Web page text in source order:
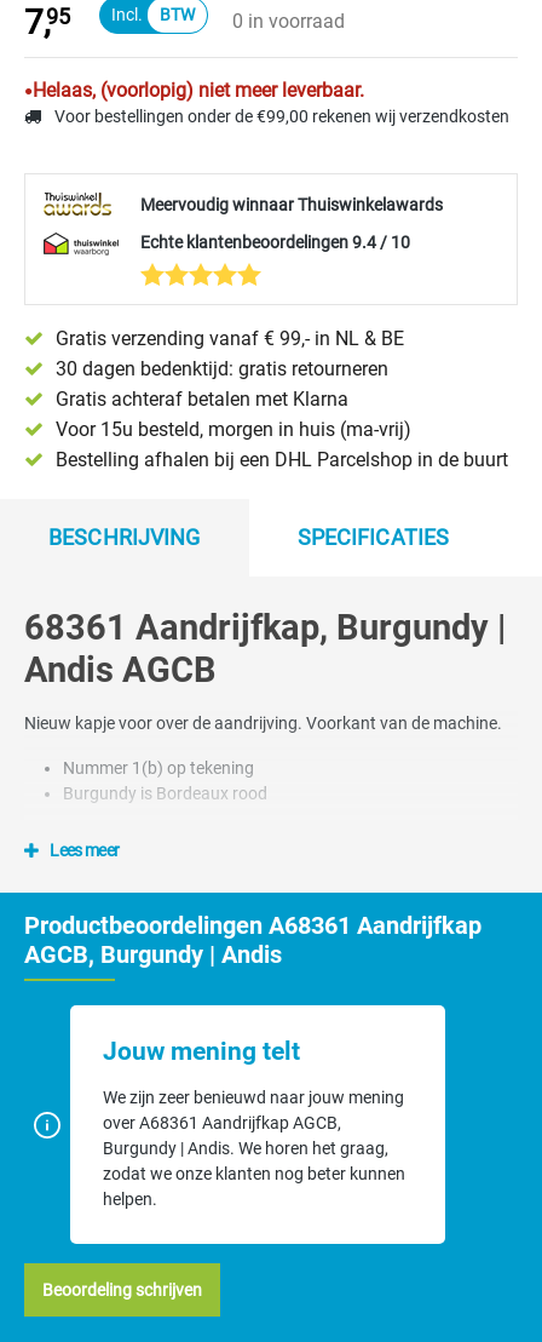
7,95 0 in voorraad
Helaas, (voorlopig) niet meer leverbaar.
Voor bestellingen onder de €99,00 rekenen wij verzendkosten
Meervoudig winnaar Thuiswinkelawards
Echte klantenbeoordelingen 9.4 / 10
Gratis verzending vanaf € 99,- in NL & BE
30 dagen bedenktijd: gratis retourneren
Gratis achteraf betalen met Klarna
Voor 15u besteld, morgen in huis (ma-vrij)
Bestelling afhalen bij een DHL Parcelshop in de buurt
BESCHRIJVING SPECIFICATIES
68361 Aandrijfkap, Burgundy |
Andis AGCB
Nieuw kapje voor over de aandrijving. Voorkant van de machine.
Nummer 1(b) op tekening
Burgundy is Bordeaux rood
Lees meer
Productbeoordelingen A68361 Aandrijfkap
AGCB, Burgundy | Andis
Jouw mening telt
We zijn zeer benieuwd naar jouw mening
over A68361 Aandrijfkap AGCB,
Burgundy | Andis. We horen het graag,
zodat we onze klanten nog beter kunnen
helpen.
Beoordeling schrijven